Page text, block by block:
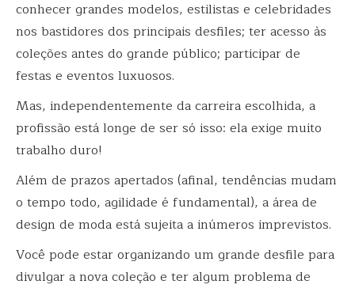
conhecer grandes modelos, estilistas e celebridades
nos bastidores dos principais desfiles; ter acesso às
coleções antes do grande público; participar de
festas e eventos luxuosos.
Mas, independentemente da carreira escolhida, a
profissão está longe de ser só isso: ela exige muito
trabalho duro!
Além de prazos apertados (afinal, tendências mudam
o tempo todo, agilidade é fundamental), a área de
design de moda está sujeita a inúmeros imprevistos.
Você pode estar organizando um grande desfile para
divulgar a nova coleção e ter algum problema de